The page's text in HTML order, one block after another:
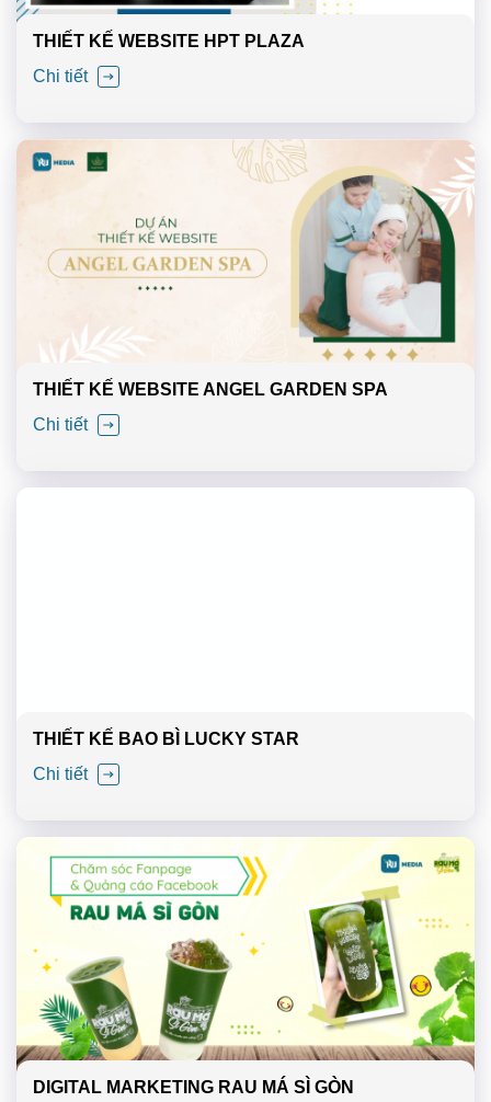
THIẾT KẾ WEBSITE HPT PLAZA
Chi tiết
THIẾT KẾ WEBSITE ANGEL GARDEN SPA
Chi tiết
THIẾT KẾ BAO BÌ LUCKY STAR
Chi tiết
DIGITAL MARKETING RAU MÁ SÌ GÒN